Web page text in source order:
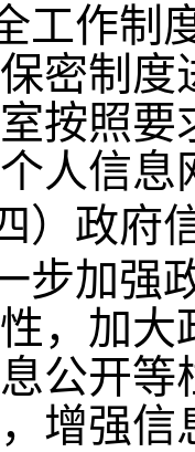
工作制
密制度
按照要
人信息
四）政府
步加强
，加大
公开等
增强信